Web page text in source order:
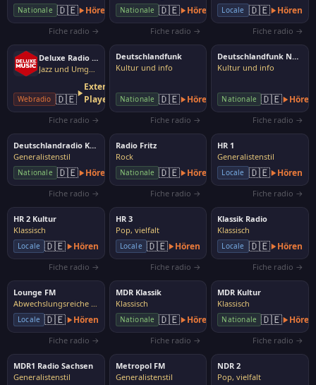
Nationale 🇩🇪 Hören
Fiche radio →
Nationale 🇩🇪 Hören
Fiche radio →
Locale 🇩🇪 Hören
Fiche radio →
Deluxe Radio Easy
Jazz und Umgebung
Webradio 🇩🇪
Externer
Player
Fiche radio →
Deutschlandfunk
Kultur und info
Nationale 🇩🇪 Hören
Fiche radio →
Deutschlandfunk Nova
Kultur und info
Nationale 🇩🇪 Hören
Fiche radio →
Deutschlandradio Kultur
Generalistenstil
Nationale 🇩🇪 Hören
Fiche radio →
Radio Fritz
Rock
Nationale 🇩🇪 Hören
Fiche radio →
HR 1
Generalistenstil
Locale 🇩🇪 Hören
Fiche radio →
HR 2 Kultur
Klassisch
Locale 🇩🇪 Hören
Fiche radio →
HR 3
Pop, vielfalt
Locale 🇩🇪 Hören
Fiche radio →
Klassik Radio
Klassisch
Locale 🇩🇪 Hören
Fiche radio →
Lounge FM
Abwechslungsreiche Musik
Locale 🇩🇪 Hören
Fiche radio →
MDR Klassik
Klassisch
Nationale 🇩🇪 Hören
Fiche radio →
MDR Kultur
Klassisch
Nationale 🇩🇪 Hören
Fiche radio →
MDR1 Radio Sachsen
Generalistenstil
Metropol FM
Generalistenstil
NDR 2
Pop, vielfalt